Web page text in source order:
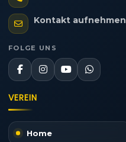
Kontakt aufnehmen
FOLGE UNS
VEREIN
Home